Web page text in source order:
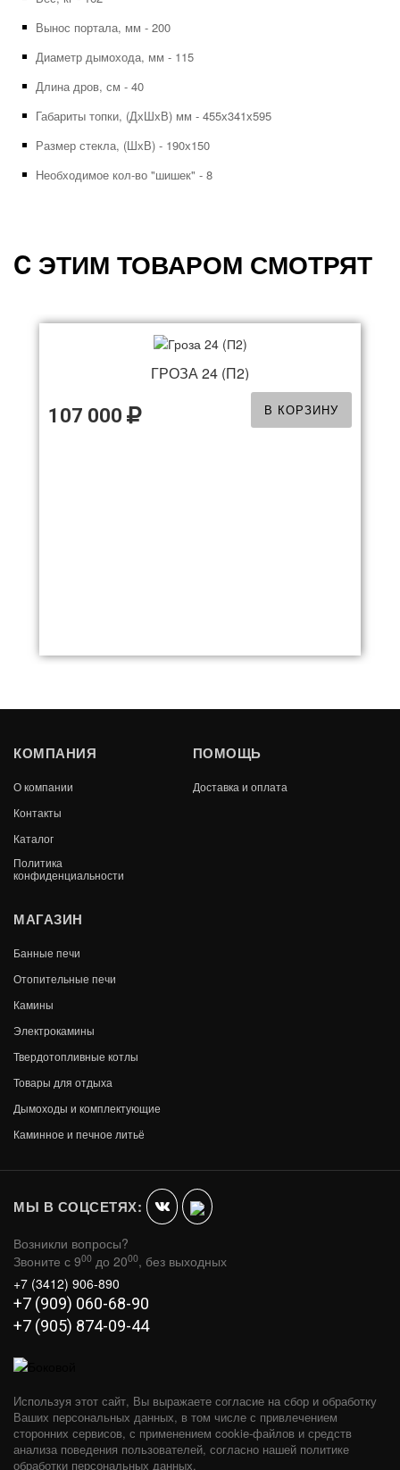
Вынос портала, мм - 200
Диаметр дымохода, мм - 115
Длина дров, см - 40
Габариты топки, (ДхШхВ) мм - 455х341х595
Размер стекла, (ШхВ) - 190х150
Необходимое кол-во "шишек" - 8
C ЭТИМ ТОВАРОМ СМОТРЯТ
ГРОЗА 24 (П2)
107 000 В КОРЗИНУ
ГРОЗА 18 (М)
85 200 В КОРЗИНУ
96 500
КОМПАНИЯ
О компании
Контакты
Каталог
Политика
конфиденциальности
ПОМОЩЬ
Доставка и оплата
МАГАЗИН
Банные печи
Отопительные печи
Камины
Электрокамины
Твердотопливные котлы
Товары для отдыха
Дымоходы и комплектующие
Каминное и печное литьё
МЫ В СОЦСЕТЯХ:
Возникли вопросы?
Звоните с 900 до 2000, без выходных
+7 (3412) 906-890
+7 (909) 060-68-90
+7 (905) 874-09-44
Используя этот сайт, Вы выражаете согласие на сбор и обработку
Ваших персональных данных, в том числе с привлечением
сторонних сервисов, с применением cookie-файлов и средств
анализа поведения пользователей, согласно нашей политике
обработки персональных данных.